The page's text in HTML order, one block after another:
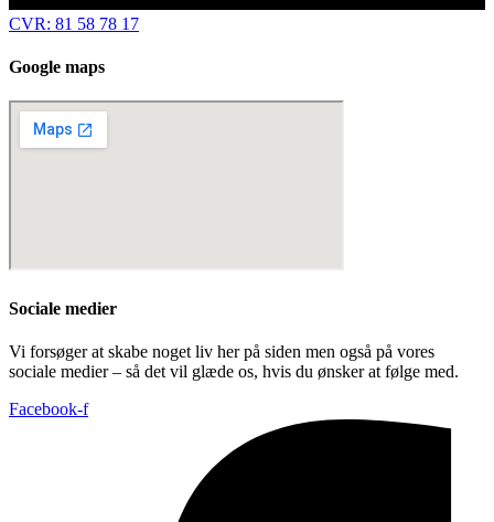
CVR: 81 58 78 17
Google maps​
Sociale medier
Vi forsøger at skabe noget liv her på siden men også på vores
sociale medier – så det vil glæde os, hvis du ønsker at følge med.
Facebook-f